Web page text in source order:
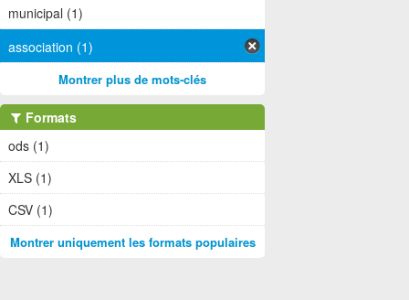
municipal (1)
association (1)
Montrer plus de mots-clés
Formats
ods (1)
XLS (1)
CSV (1)
Montrer uniquement les formats populaires